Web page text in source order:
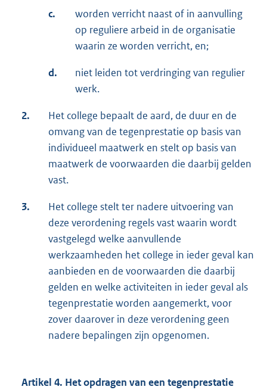
c.
worden verricht naast of in aanvulling
op reguliere arbeid in de organisatie
waarin ze worden verricht, en;
d.
niet leiden tot verdringing van regulier
werk.
2.
Het college bepaalt de aard, de duur en de
omvang van de tegenprestatie op basis van
individueel maatwerk en stelt op basis van
maatwerk de voorwaarden die daarbij gelden
vast.
3.
Het college stelt ter nadere uitvoering van
deze verordening regels vast waarin wordt
vastgelegd welke aanvullende
werkzaamheden het college in ieder geval kan
aanbieden en de voorwaarden die daarbij
gelden en welke activiteiten in ieder geval als
tegenprestatie worden aangemerkt, voor
zover daarover in deze verordening geen
nadere bepalingen zijn opgenomen.
Artikel 4. Het opdragen van een tegenprestatie